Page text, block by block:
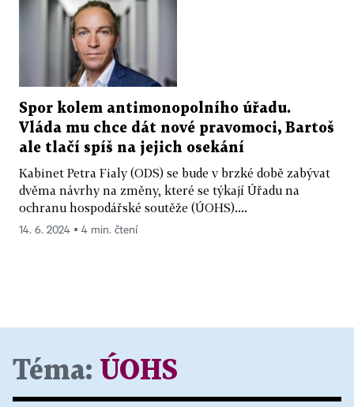
Spor kolem antimonopolního úřadu.
Vláda mu chce dát nové pravomoci, Bartoš
ale tlačí spíš na jejich osekání
Kabinet Petra Fialy (ODS) se bude v brzké době zabývat
dvěma návrhy na změny, které se týkají Úřadu na
ochranu hospodářské soutěže (ÚOHS)....
14. 6. 2024 ▪ 4 min. čtení
Téma: ÚOHS